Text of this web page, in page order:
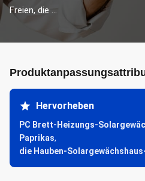
Freien, die ...
Hervorheben
PC Brett-Heizungs-
Paprikas,
die Hauben-